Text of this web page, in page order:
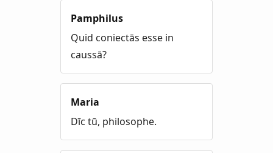
Pamphilus
Quid coniectās esse in
caussā?
Maria
Dīc tū, philosophe.